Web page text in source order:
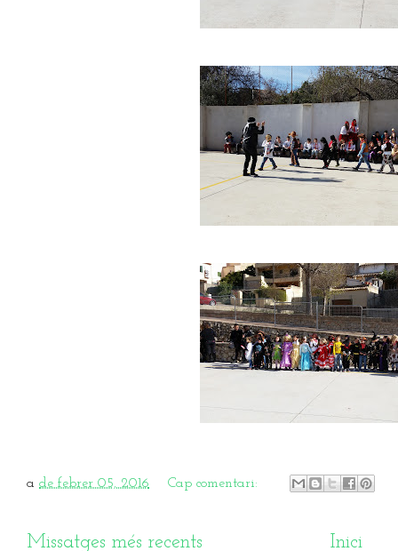
a de febrer 05, 2016 Cap comentari:
Missatges més recents Inici